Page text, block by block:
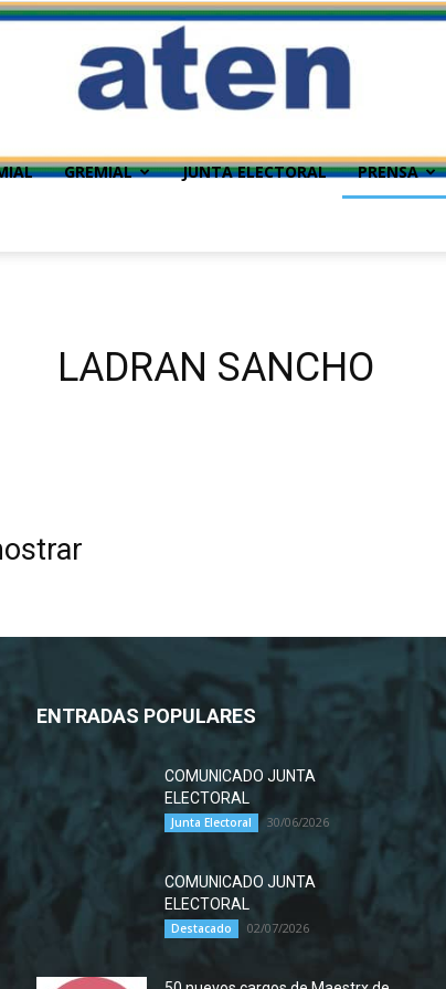
GREMIAL JUNTA ELECTORAL PRENSA
LADRAN SANCHO
ENTRADAS POPULARES
COMUNICADO JUNTA
ELECTORAL
Junta Electoral 30/06/2026
COMUNICADO JUNTA
ELECTORAL
Destacado 02/07/2026